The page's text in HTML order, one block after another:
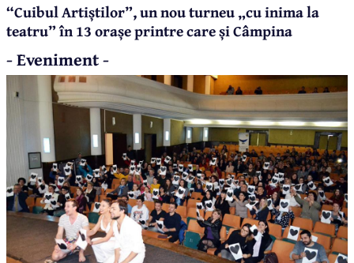
“Cuibul Artiștilor”, un nou turneu „cu inima la
teatru” în 13 orașe printre care și Câmpina
- Eveniment -